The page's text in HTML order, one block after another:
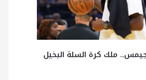
جيمس.. ملك كرة السلة البخيل